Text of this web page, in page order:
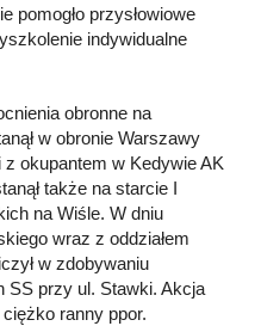
pomogło przysłowiowe
indywidualne
obronne na
w obronie Warszawy
z okupantem w Kedywie AK
także na starcie I
na Wiśle. W dniu
wraz z oddziałem
w zdobywaniu
SS przy ul. Stawki. Akcja
ranny ppor.